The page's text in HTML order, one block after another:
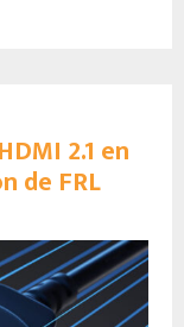
2.1 en
de FRL